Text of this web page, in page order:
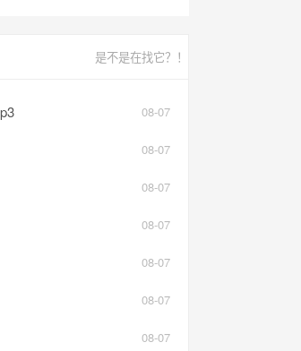
是不是在找它？！
08-07
08-07
08-07
08-07
08-07
08-07
08-07